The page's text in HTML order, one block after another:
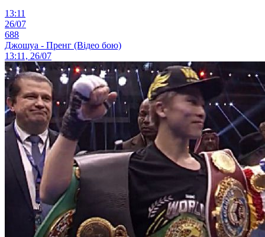
13:11
26/07
688
Джошуа - Пренг (Відео бою)
13:11, 26/07